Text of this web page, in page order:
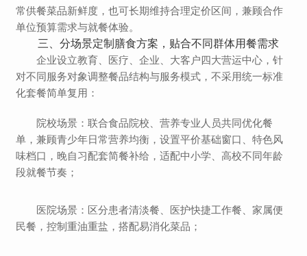
常供餐菜品新鲜度，也可长期维持合理定价区间，兼顾合作
单位预算需求与就餐体验。
三、分场景定制膳食方案，贴合不同群体用餐需求
企业设立教育、医疗、企业、大客户四大营运中心，针
对不同服务对象调整餐品结构与服务模式，不采用统一标准
化套餐简单复用：
院校场景 ：联合食品院校、营养专业人员共同优化餐
单，兼顾青少年日常营养均衡，设置平价基础窗口、特色风
味档口，晚自习配套简餐补给，适配中小学、高校不同年龄
段就餐节奏；
医院场景 ：区分患者清淡餐、医护快捷工作餐、家属便
民餐，控制重油重盐，搭配易消化菜品；